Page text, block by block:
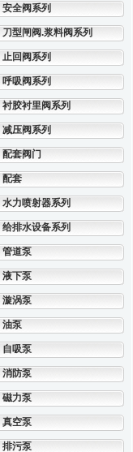
安全阀系列
刀型闸阀.浆料阀系列
止回阀系列
呼吸阀系列
衬胶衬里阀系列
减压阀系列
配套阀门
配套
水力喷射器系列
给排水设备系列
管道泵
液下泵
漩涡泵
油泵
自吸泵
消防泵
磁力泵
真空泵
排污泵